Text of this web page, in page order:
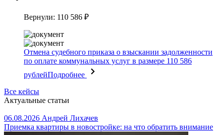
Вернули: 110 586 ₽
Отмена судебного приказа о взыскании задолженности
по оплате коммунальных услуг в размере 110 586
рублейПодробнее
Все кейсы
Актуальные статьи
06.08.2026 Андрей Лихачев
Приемка квартиры в новостройке: на что обратить внимание